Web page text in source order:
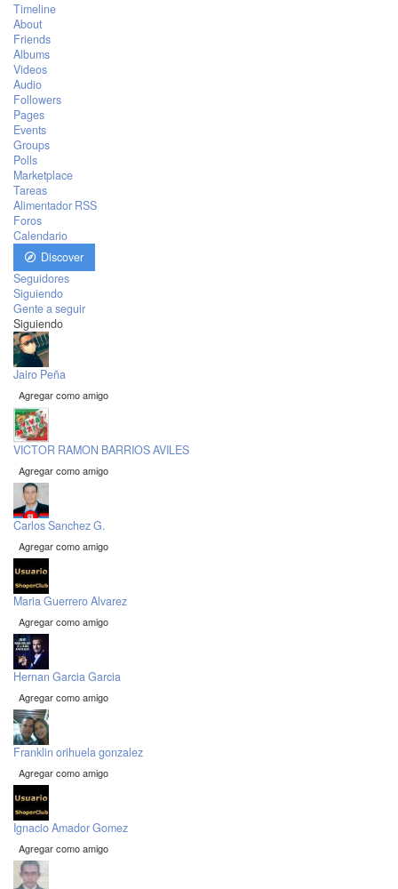
Timeline
About
Friends
Albums
Videos
Audio
Followers
Pages
Events
Groups
Polls
Marketplace
Tareas
Alimentador RSS
Foros
Calendario
Discover
Seguidores
Siguiendo
Gente a seguir
Siguiendo
Jairo Peña
Agregar como amigo
VICTOR RAMON BARRIOS AVILES
Agregar como amigo
Carlos Sanchez G.
Agregar como amigo
Maria Guerrero Alvarez
Agregar como amigo
Hernan Garcia Garcia
Agregar como amigo
Franklin orihuela gonzalez
Agregar como amigo
Ignacio Amador Gomez
Agregar como amigo